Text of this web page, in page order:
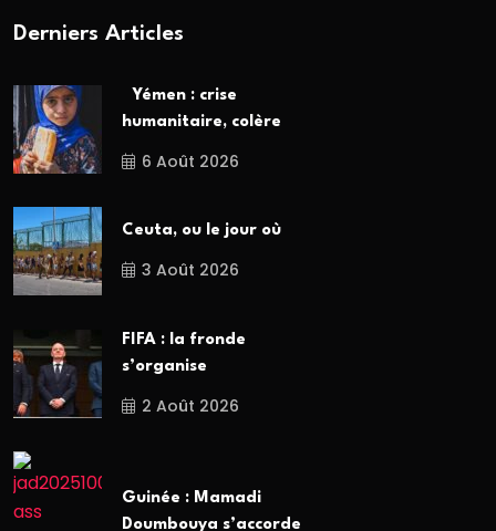
Derniers Articles
Yémen : crise
humanitaire, colère
6 Août 2026
Ceuta, ou le jour où
3 Août 2026
FIFA : la fronde
s’organise
2 Août 2026
Guinée : Mamadi
Doumbouya s’accorde